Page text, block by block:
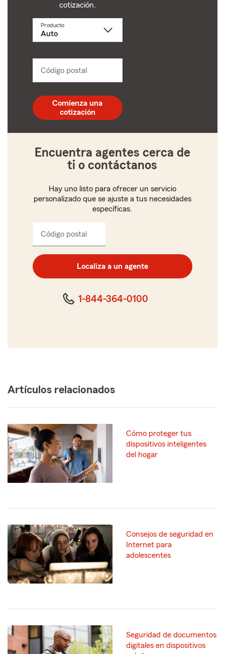
cotización.
ProductoSelecciona
dropdown
Código postal
postal
de
5
Comienza una
cotización
Encuentra agentes cerca de
ti o contáctanos
Hay uno listo para ofrecer un servicio
personalizado que se ajuste a tus necesidades
específicas.
Código postal
de
cinco
Localiza a un agente
1-844-364-0100
Artículos relacionados
Cómo proteger tus
dispositivos inteligentes
del hogar
Consejos de seguridad en
Internet para
adolescentes
Seguridad de documentos
digitales en dispositivos